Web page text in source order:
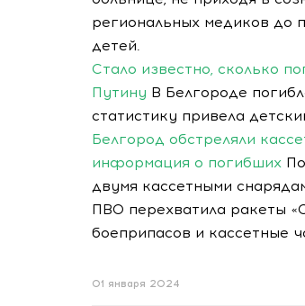
региональных медиков до
детей.
Стало известно, сколько
Путину В Белгороде
статистику привела
Белгород обстреляли
информация о погибших
двумя кассетными
ПВО перехватила ракеты
боеприпасов и кассетные
01 января 2024